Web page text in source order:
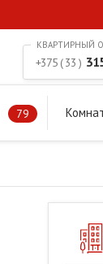
79
+375 ( 33 )